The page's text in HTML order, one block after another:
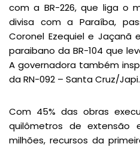
com a BR-226, que liga o
divisa com a Paraíba,
Coronel Ezequiel e
paraibano da BR-104 que
A governadora também
da RN-092 – Santa Cruz/Japi.
Com 45% das obras
quilômetros de extensão
milhões, recursos da